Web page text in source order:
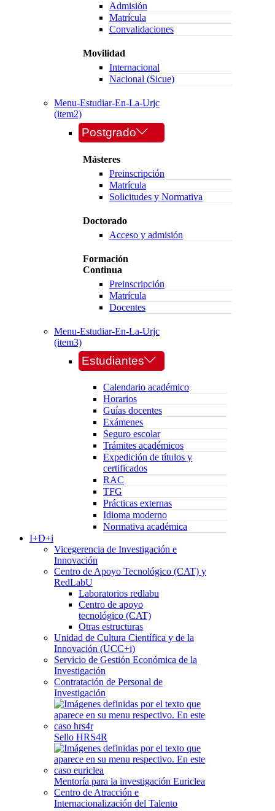
Admisión
Matrícula
Convalidaciones
Movilidad
Internacional
Nacional (Sicue)
Menu-Estudiar-En-La-Urjc
(item2)
Postgrado
Másteres
Preinscripción
Matrícula
Solicitudes y Normativa
Doctorado
Acceso y admisión
Formación
Continua
Preinscripción
Matrícula
Docentes
Menu-Estudiar-En-La-Urjc
(item3)
Estudiantes
Calendario académico
Horarios
Guías docentes
Exámenes
Seguro escolar
Trámites académicos
Expedición de títulos y
certificados
RAC
TFG
Prácticas externas
Idioma moderno
Normativa académica
I+D+i
Vicegerencia de Investigación e
Innovación
Centro de Apoyo Tecnológico (CAT) y
RedLabU
Laboratorios redlabu
Centro de apoyo
tecnológico (CAT)
Otras estructuras
Unidad de Cultura Científica y de la
Innovación (UCC+i)
Servicio de Gestión Económica de la
Investigación
Contratación de Personal de
Investigación
Sello HRS4R
Mentoría para la investigación Euriclea
Centro de Atracción e
Internacionalización del Talento